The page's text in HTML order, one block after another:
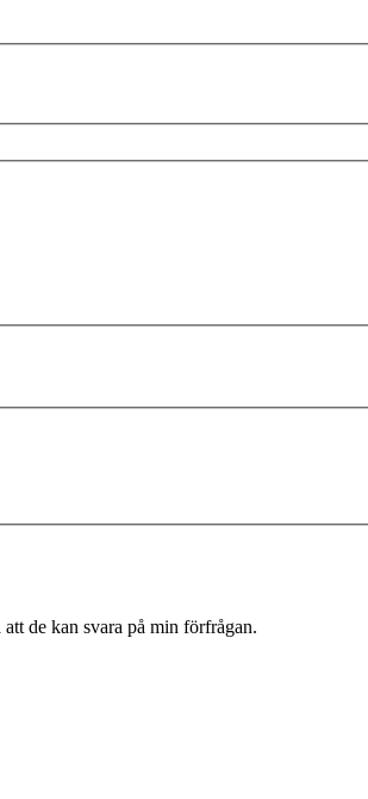
de kan svara på min förfrågan.